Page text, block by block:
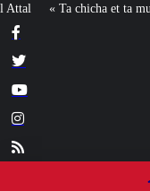
n’en veut pas » : la